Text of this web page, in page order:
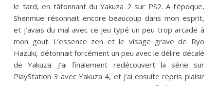
le tard, en tâtonnant du Yakuza 2 sur PS2. A l’époque,
Shenmue résonnait encore beaucoup dans mon esprit,
et j’avais du mal avec ce jeu typé un peu trop arcade à
mon gout. L’essence zen et le visage grave de Ryo
Hazuki, détonnait forcément un peu avec le délire décalé
de Yakuza. J’ai finalement redécouvert la série sur
PlayStation 3 avec Yakuza 4, et j’ai ensuite repris plaisir